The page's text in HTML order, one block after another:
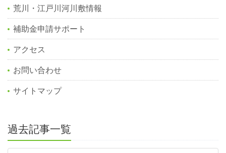
荒川・江戸川河川敷情報
補助金申請サポート
アクセス
お問い合わせ
サイトマップ
過去記事一覧